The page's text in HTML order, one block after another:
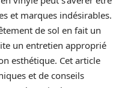
et marques indésirables.
de sol en fait un
un entretien approprié
esthétique. Cet article
et de conseils